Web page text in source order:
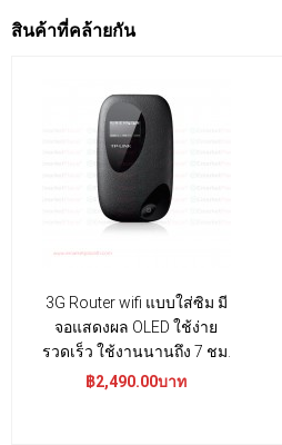
สินค้าที่คล้ายกัน
3G Router wifi แบบใส่ซิม มี
จอแสดงผล OLED ใช้ง่าย
รวดเร็ว ใช้งานนานถึง 7 ชม.
฿2,490.00บาท